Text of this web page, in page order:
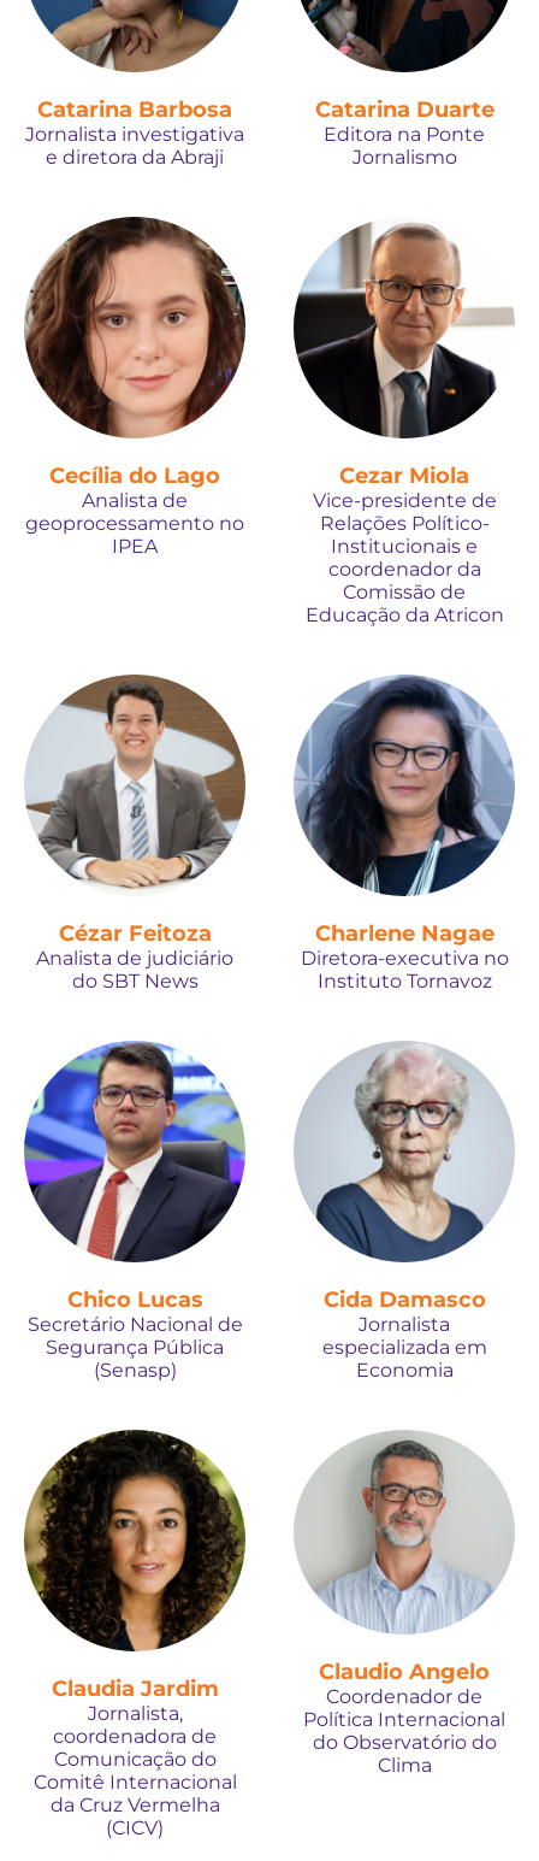
Catarina Barbosa
Jornalista investigativa
e diretora da Abraji
Catarina Duarte
Editora na Ponte
Jornalismo
Cecília do Lago
Analista de
geoprocessamento no
IPEA
Cezar Miola
Vice-presidente de
Relações Político-
Institucionais e
coordenador da
Comissão de
Educação da Atricon
Cézar Feitoza
Analista de judiciário
do SBT News
Charlene Nagae
Diretora-executiva no
Instituto Tornavoz
Chico Lucas
Secretário Nacional de
Segurança Pública
(Senasp)
Cida Damasco
Jornalista
especializada em
Economia
Claudia Jardim
Jornalista,
coordenadora de
Comunicação do
Comitê Internacional
da Cruz Vermelha
(CICV)
Claudio Angelo
Coordenador de
Política Internacional
do Observatório do
Clima